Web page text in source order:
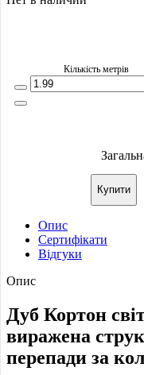
Кількість метрів
Купити
Опис
Сертифікати
Відгуки
Опис
Дуб Кортон
виражена
перепади за